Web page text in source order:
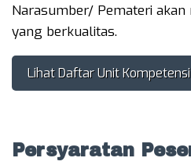
Narasumber/ Pemateri
yang berkualitas.
Lihat Daftar Unit Kompetensi
Persyaratan